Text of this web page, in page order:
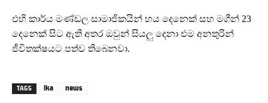
එහි කාර්ය මණ්ඩල සාමාජිකයින් හය දෙනෙක් සහ මගීන් 23
දෙනෙක් සිට ඇති අතර ඔවුන් සියලු දෙනා එම අනතුරින්
ජීවිතක්ෂයට පත්ව තිබෙනවා.
TAGS lka news